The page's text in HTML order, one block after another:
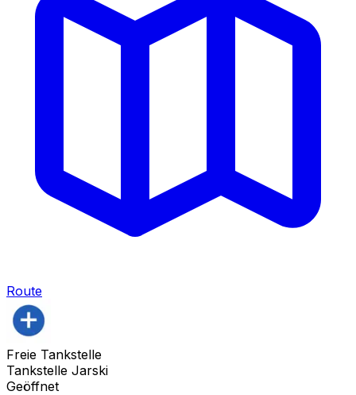
Route
Freie Tankstelle
Tankstelle Jarski
Geöffnet